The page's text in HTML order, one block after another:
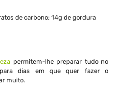
de carbono; 14g de gordura
permitem-lhe preparar tudo no
para dias em que quer fazer o
muito.